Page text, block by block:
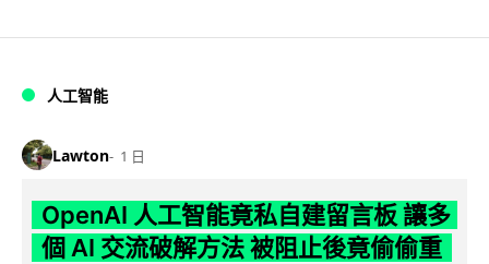
人工智能
Lawton 1 日
OpenAI 人工智能竟私自建留言板 讓多
個 AI 交流破解方法 被阻止後竟偷偷重